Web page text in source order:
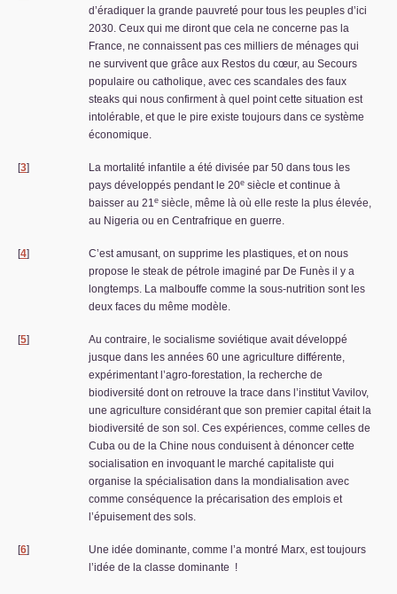
d’éradiquer la grande pauvreté pour tous les peuples d’ici
2030. Ceux qui me diront que cela ne concerne pas la
France, ne connaissent pas ces milliers de ménages qui
ne survivent que grâce aux Restos du cœur, au Secours
populaire ou catholique, avec ces scandales des faux
steaks qui nous confirment à quel point cette situation est
intolérable, et que le pire existe toujours dans ce système
économique.
[3]
La mortalité infantile a été divisée par 50 dans tous les
pays développés pendant le 20e siècle et continue à
baisser au 21e siècle, même là où elle reste la plus élevée,
au Nigeria ou en Centrafrique en guerre.
[4]
C’est amusant, on supprime les plastiques, et on nous
propose le steak de pétrole imaginé par De Funès il y a
longtemps. La malbouffe comme la sous-nutrition sont les
deux faces du même modèle.
[5]
Au contraire, le socialisme soviétique avait développé
jusque dans les années 60 une agriculture différente,
expérimentant l’agro-forestation, la recherche de
biodiversité dont on retrouve la trace dans l’institut Vavilov,
une agriculture considérant que son premier capital était la
biodiversité de son sol. Ces expériences, comme celles de
Cuba ou de la Chine nous conduisent à dénoncer cette
socialisation en invoquant le marché capitaliste qui
organise la spécialisation dans la mondialisation avec
comme conséquence la précarisation des emplois et
l’épuisement des sols.
[6]
Une idée dominante, comme l’a montré Marx, est toujours
l’idée de la classe dominante !